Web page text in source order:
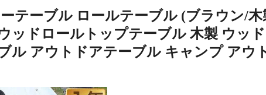
テーブル ロールテーブル (ブラウン/
ッドロールトップテーブル 木製 ウッ
ル アウトドアテーブル キャンプ アウ